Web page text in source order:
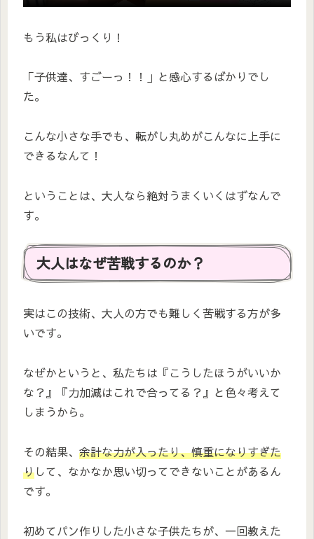
もう私はびっくり！
「子供達、すごーっ！！」と感心するばかりでし
た。
こんな小さな手でも、転がし丸めがこんなに上手に
できるなんて！
ということは、大人なら絶対うまくいくはずなんで
す。
大人はなぜ苦戦するのか？
実はこの技術、大人の方でも難しく苦戦する方が多
いです。
なぜかというと、私たちは『こうしたほうがいいか
な？』『力加減はこれで合ってる？』と色々考えて
しまうから。
その結果、 余計な力が入ったり、慎重になりすぎた
りして、なかなか思い切ってできないことがあるん
です。
初めてパン作りした小さな子供たちが、一回教えた